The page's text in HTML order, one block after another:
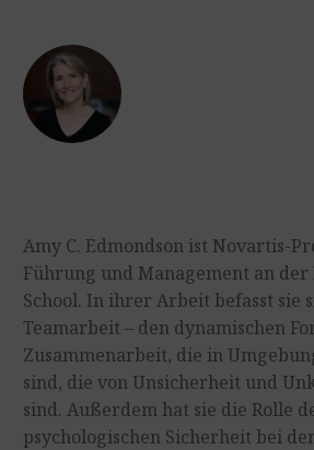
Amy C. Edmondson ist Novartis-
Führung und Management an der
School. In ihrer Arbeit befasst sie
Teamarbeit – den dynamischen
Zusammenarbeit, die in
sind, die von Unsicherheit und
sind. Außerdem hat sie die Rolle
psychologischen Sicherheit bei